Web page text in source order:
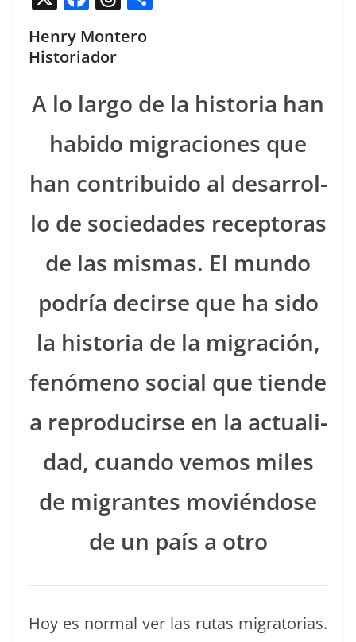
a
c
e
b
o
k
re
d ar
Henry Montero
Historiador
A lo largo de la his­to­ria han
habido migra­ciones que
han con­tribui­do al desar­rol­
lo de sociedades recep­toras
de las mis­mas. El mun­do
podría decirse que ha sido
la his­to­ria de la migración,
fenó­meno social que tiende
a repro­ducirse en la actu­al­i­
dad, cuan­do vemos miles
de migrantes movién­dose
de un país a otro
Hoy es nor­mal ver las rutas migra­to­rias.